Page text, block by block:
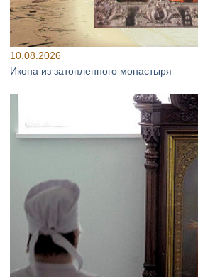
10.08.2026
Икона из затопленного монастыря